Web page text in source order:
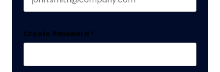
Create Password *